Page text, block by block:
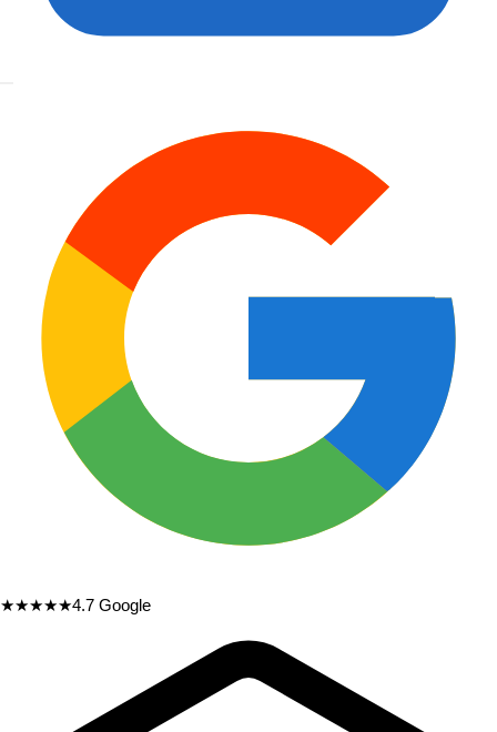
★★★★★4.7 Google